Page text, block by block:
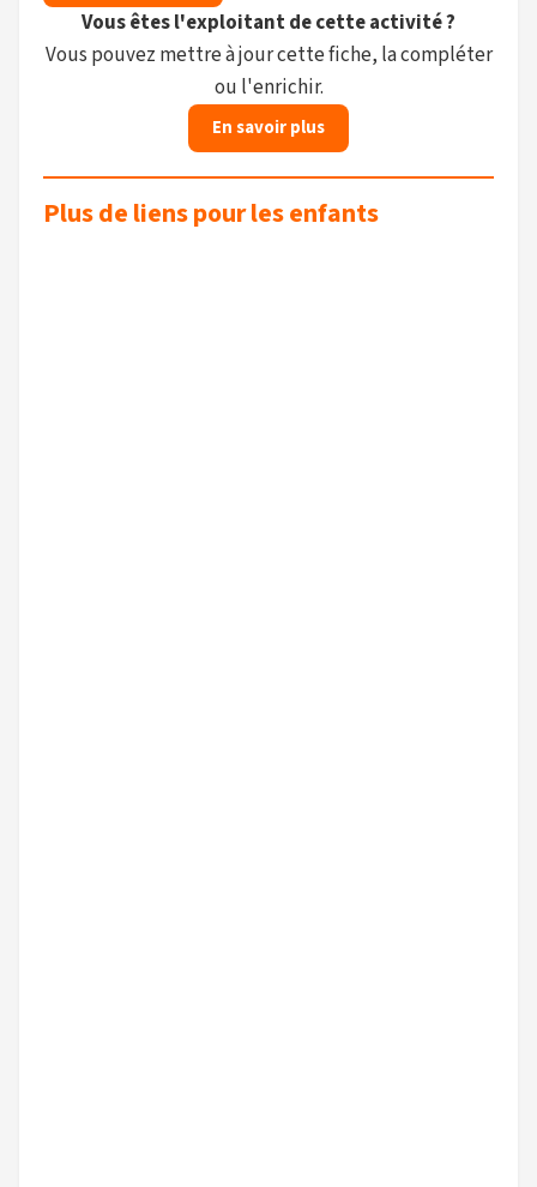
Vous êtes l'exploitant de cette activité ?
Vous pouvez mettre à jour cette fiche, la compléter
ou l'enrichir.
En savoir plus
Plus de liens pour les enfants